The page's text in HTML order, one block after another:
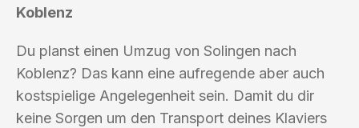
Koblenz
Du planst einen Umzug von Solingen nach
Koblenz? Das kann eine aufregende aber auch
kostspielige Angelegenheit sein. Damit du dir
keine Sorgen um den Transport deines Klaviers